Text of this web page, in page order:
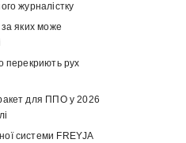
журналістку
яких може
перекриють рух
для ППО у 2026
системи FREYJA